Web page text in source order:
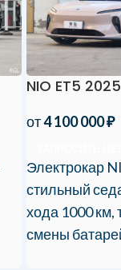
NIO ET5 2025
от4 100 000₽
Электрокар
стильный
хода 1000 км,
смены